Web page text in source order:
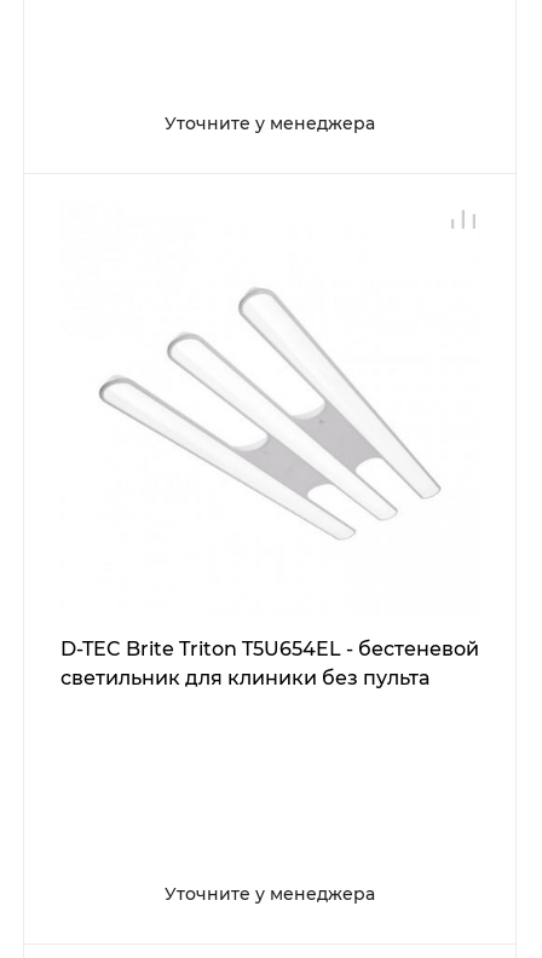
Уточните у менеджера
D-TEC Brite Triton T5U654EL - бестеневой
светильник для клиники без пульта
Уточните у менеджера